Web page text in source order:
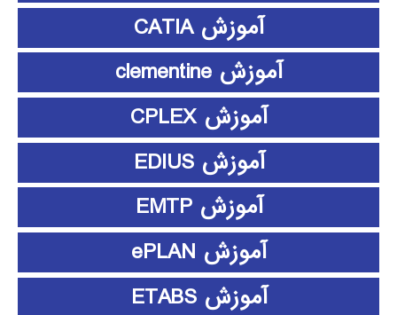
آموزش CATIA
آموزش clementine
آموزش CPLEX
آموزش EDIUS
آموزش EMTP
آموزش ePLAN
آموزش ETABS